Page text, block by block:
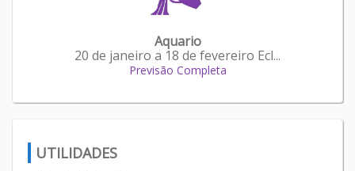
Aquario
20 de janeiro a 18 de fevereiro Ecl...
Previsão Completa
UTILIDADES